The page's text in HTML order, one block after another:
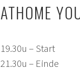
ATHOME
19.30u – Start
21.30u – Einde